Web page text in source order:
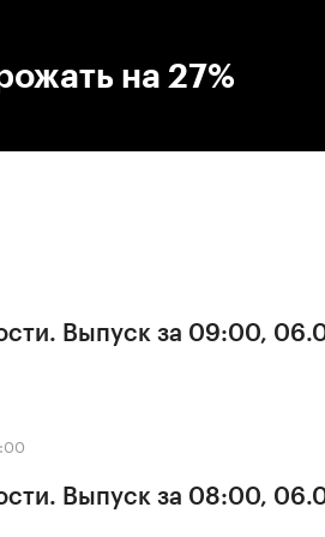
на 27%
Выпуск за 09:00,
Выпуск за 08:00,